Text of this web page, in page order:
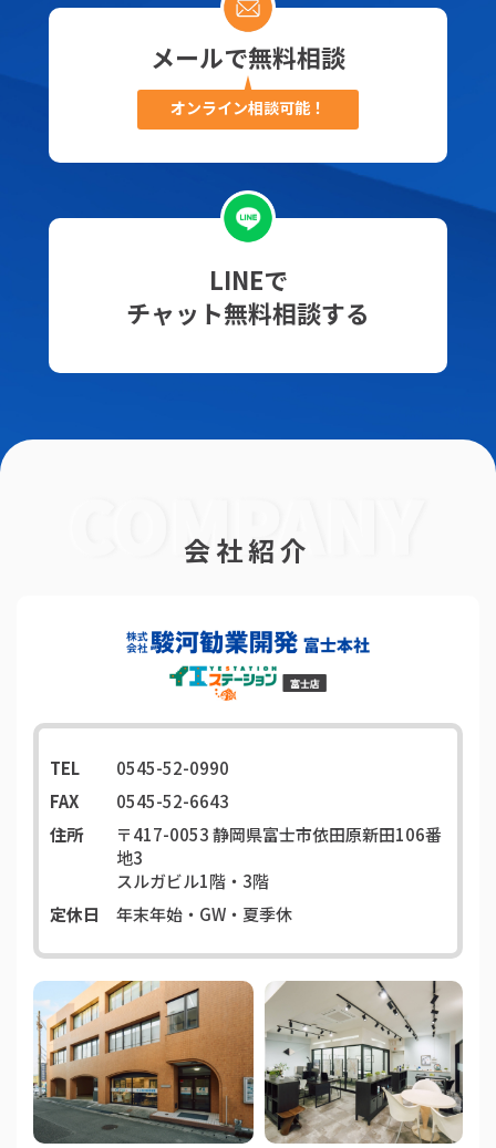
メールで無料相談
オンライン相談可能！
LINEで
チャット無料相談する
会社紹介
TEL
0545-52-0990
FAX
0545-52-6643
住所
〒417-0053静岡県富士市依田原新田106番
地3
スルガビル1階・3階
定休日
年末年始・GW・夏季休